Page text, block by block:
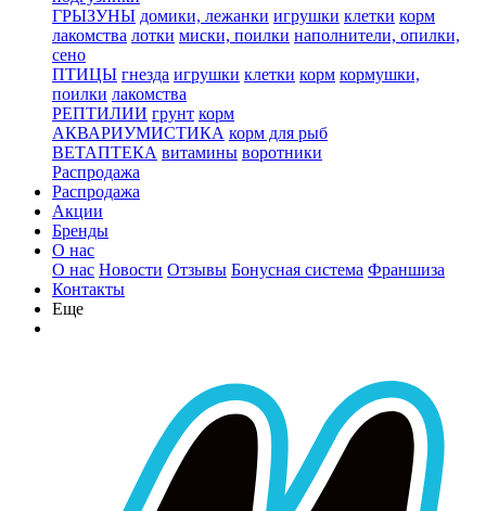
ГРЫЗУНЫ домики, лежанки игрушки клетки корм
лакомства лотки миски, поилки наполнители, опилки,
сено
ПТИЦЫ гнезда игрушки клетки корм кормушки,
поилки лакомства
РЕПТИЛИИ грунт корм
АКВАРИУМИСТИКА корм для рыб
ВЕТАПТЕКА витамины воротники
Распродажа
Распродажа
Акции
Бренды
О нас
О нас Новости Отзывы Бонусная система Франшиза
Контакты
Еще